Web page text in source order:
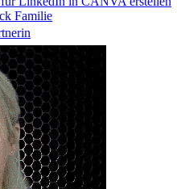
Familie